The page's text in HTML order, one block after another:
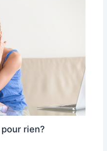
rien?